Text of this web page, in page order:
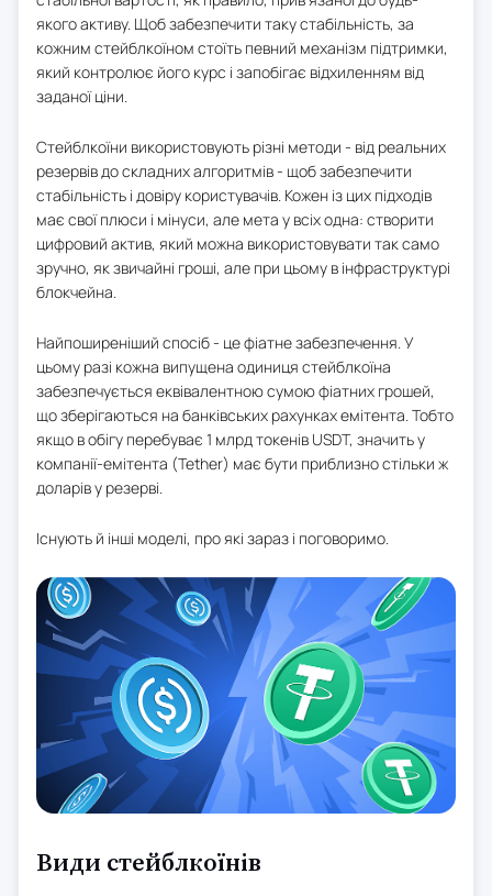
якого активу. Щоб забезпечити таку стабільність, за
кожним стейблкоїном стоїть певний механізм підтримки,
який контролює його курс і запобігає відхиленням від
заданої ціни.
Стейблкоїни використовують різні методи - від реальних
резервів до складних алгоритмів - щоб забезпечити
стабільність і довіру користувачів. Кожен із цих підходів
має свої плюси і мінуси, але мета у всіх одна: створити
цифровий актив, який можна використовувати так само
зручно, як звичайні гроші, але при цьому в інфраструктурі
блокчейна.
Найпоширеніший спосіб - це фіатне забезпечення. У
цьому разі кожна випущена одиниця стейблкоїна
забезпечується еквівалентною сумою фіатних грошей,
що зберігаються на банківських рахунках емітента. Тобто
якщо в обігу перебуває 1 млрд токенів USDT, значить у
компанії-емітента (Tether) має бути приблизно стільки ж
доларів у резерві.
Існують й інші моделі, про які зараз і поговоримо.
Види стейблкоїнів